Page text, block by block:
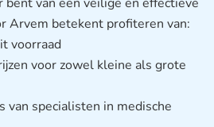
Arvem betekent profiteren van:
voorraad
voor zowel kleine als grote
van specialisten in medische